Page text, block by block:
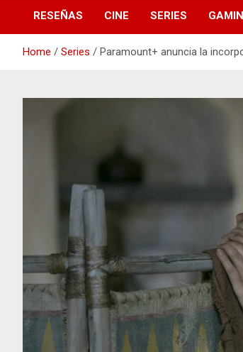
RESEÑAS CINE SERIES
Home Series Paramount+ anuncia la